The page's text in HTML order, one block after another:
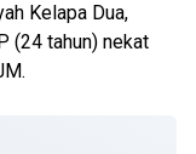
Kelapa Dua,
(24 tahun) nekat